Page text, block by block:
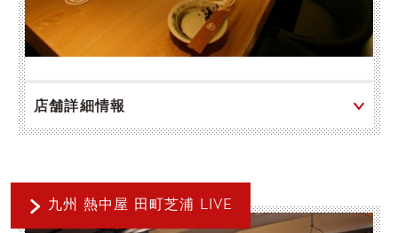
店舗詳細情報
九州 熱中屋 田町芝浦 LIVE